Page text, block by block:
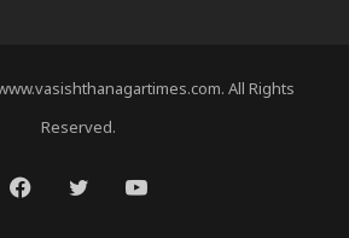
All Rights
Reserved.
Facebook
TwitterYouTube